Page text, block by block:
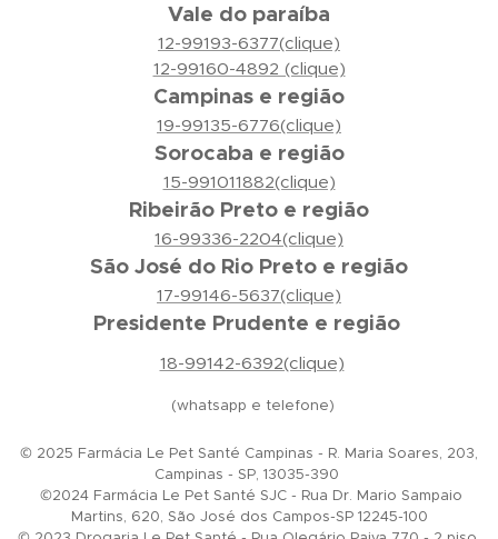
Vale do paraíba
12-99193-6377(clique)
12-99160-4892 (clique)
Campinas e região
19-99135-6776(clique)
Sorocaba e região
15-991011882(clique)
Ribeirão Preto e região
16-99336-2204(clique)
São José do Rio Preto e região
17-99146-5637(clique)
Presidente Prudente e região
18-99142-6392(clique)
(whatsapp e telefone)
© 2025 Farmácia Le Pet Santé Campinas - R. Maria Soares, 203,
Campinas - SP, 13035-390
©2024 Farmácia Le Pet Santé SJC - Rua Dr. Mario Sampaio
Martins, 620, São José dos Campos-SP 12245-100